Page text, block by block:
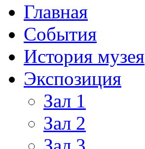
Главная
События
История музея
Экспозиция
Зал 1
Зал 2